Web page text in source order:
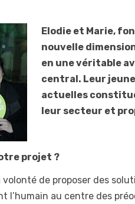
Elodie et Marie,
nouvelle
en une véritable
central. Leur
actuelles
leur secteur et
projet ?
volonté de proposer des
l’humain au centre des